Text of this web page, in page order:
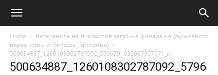
Home
Ветераните на Локомотив загубиха финала на държавното
първенство от Витоша (Бистрица)
500634887_1260108302787092_5796791039687907971_n
500634887_1260108302787092_5796